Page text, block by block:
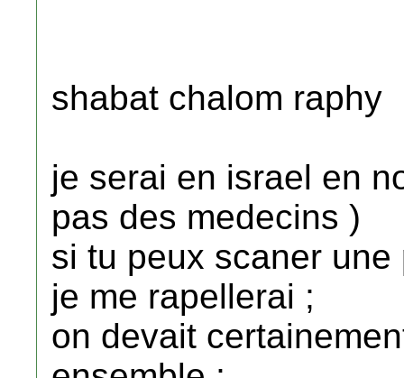
shabat chalom raphy
je serai en israel en
pas des medecins )
si tu peux scaner
je me rapellerai ;
on devait